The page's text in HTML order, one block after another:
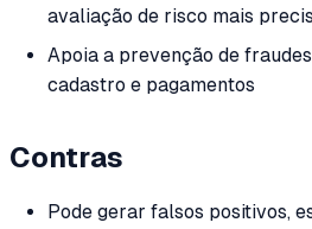
avaliação de risco mais
Apoia a prevenção de
cadastro e pagamentos
Contras
Pode gerar falsos positivos,